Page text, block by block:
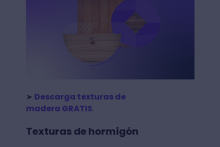
➤ Descarga texturas de
madera GRATIS.
Texturas de hormigón